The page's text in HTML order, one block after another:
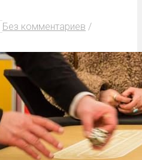
Без комментариев /